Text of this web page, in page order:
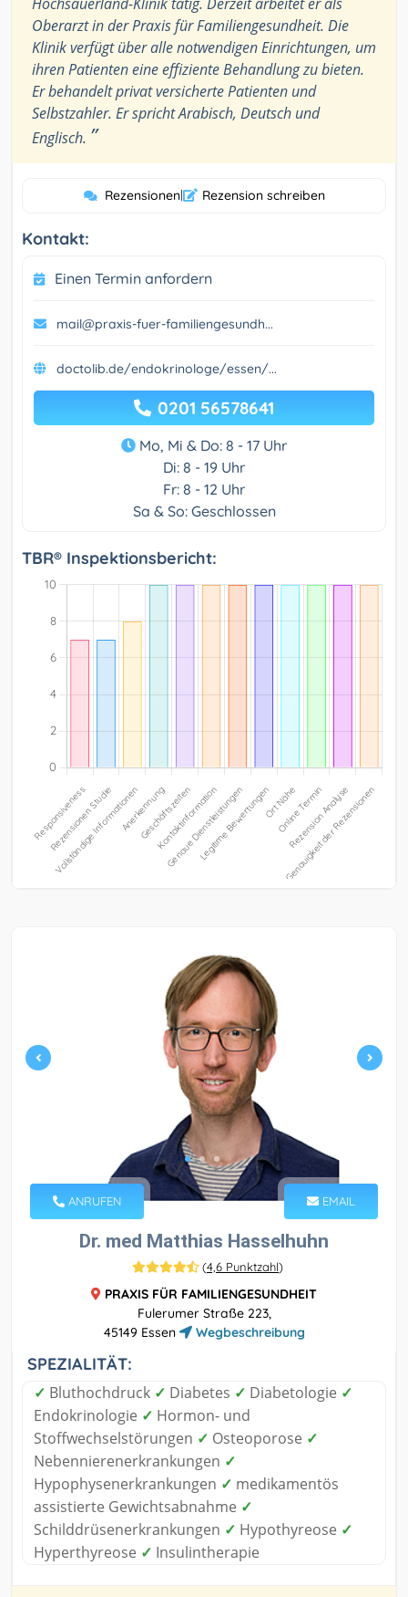
Oberarzt in der Praxis für Familiengesundheit. Die
Klinik verfügt über alle notwendigen Einrichtungen, um
ihren Patienten eine effiziente Behandlung zu bieten.
Er behandelt privat versicherte Patienten und
Selbstzahler. Er spricht Arabisch, Deutsch und
Englisch. ”
Rezensionen| Rezension schreiben
Kontakt:
Einen Termin anfordern
mail@praxis-fuer-familiengesundh...
doctolib.de/endokrinologe/essen/...
0201 56578641
Mo, Mi & Do: 8 - 17 Uhr
Di: 8 - 19 Uhr
Fr: 8 - 12 Uhr
Sa & So: Geschlossen
TBR® Inspektionsbericht:
ANRUFEN EMAIL
Dr. med Matthias Hasselhuhn
(4,6 Punktzahl)
PRAXIS FÜR FAMILIENGESUNDHEIT
Fulerumer Straße 223,
45149 Essen
Wegbeschreibung
SPEZIALITÄT:
✓ Bluthochdruck ✓ Diabetes ✓ Diabetologie ✓
Endokrinologie ✓ Hormon- und
Stoffwechselstörungen ✓ Osteoporose ✓
Nebennierenerkrankungen ✓
Hypophysenerkrankungen ✓ medikamentös
assistierte Gewichtsabnahme ✓
Schilddrüsenerkrankungen ✓ Hypothyreose ✓
Hyperthyreose ✓ Insulintherapie